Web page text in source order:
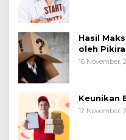
Hasil
oleh
16 November,
Keunikan
12 November,